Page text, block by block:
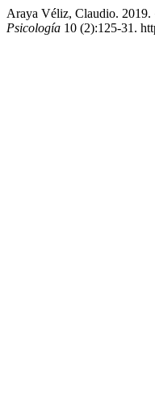
Araya Véliz, Claudio. 2019.
Psicología 10 (2):125-31.